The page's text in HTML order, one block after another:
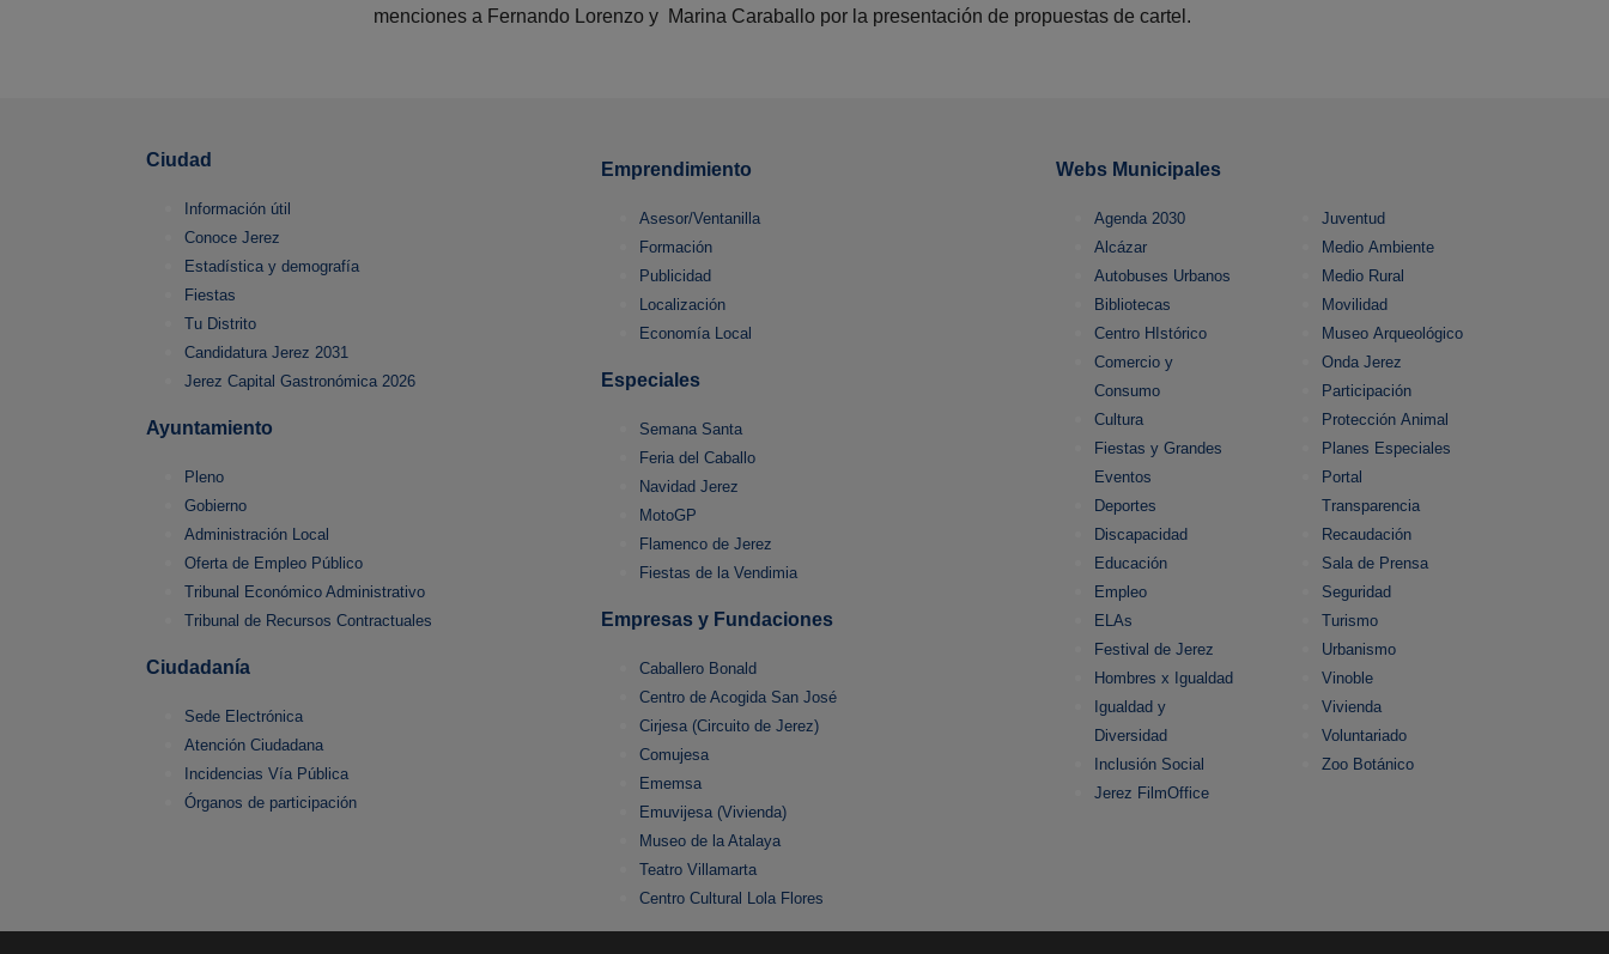
menciones a Fernando Lorenzo y Marina Caraballo por la presentación de propuestas de cartel.
Ciudad
Información útil
Conoce Jerez
Estadística y demografía
Fiestas
Tu Distrito
Candidatura Jerez 2031
Jerez Capital Gastronómica 2026
Ayuntamiento
Pleno
Gobierno
Administración Local
Oferta de Empleo Público
Tribunal Económico Administrativo
Tribunal de Recursos Contractuales
Ciudadanía
Sede Electrónica
Atención Ciudadana
Incidencias Vía Pública
Órganos de participación
Emprendimiento
Asesor/Ventanilla
Formación
Publicidad
Localización
Economía Local
Especiales
Semana Santa
Feria del Caballo
Navidad Jerez
MotoGP
Flamenco de Jerez
Fiestas de la Vendimia
Empresas y Fundaciones
Caballero Bonald
Centro de Acogida San José
Cirjesa (Circuito de Jerez)
Comujesa
Ememsa
Emuvijesa (Vivienda)
Museo de la Atalaya
Teatro Villamarta
Centro Cultural Lola Flores
Webs Municipales
Agenda 2030
Alcázar
Autobuses Urbanos
Bibliotecas
Centro HIstórico
Comercio y
Consumo
Cultura
Fiestas y Grandes
Eventos
Deportes
Discapacidad
Educación
Empleo
ELAs
Festival de Jerez
Hombres x Igualdad
Igualdad y
Diversidad
Inclusión Social
Jerez FilmOffice
Juventud
Medio Ambiente
Medio Rural
Movilidad
Museo Arqueológico
Onda Jerez
Participación
Protección Animal
Planes Especiales
Portal
Transparencia
Recaudación
Sala de Prensa
Seguridad
Turismo
Urbanismo
Vinoble
Vivienda
Voluntariado
Zoo Botánico